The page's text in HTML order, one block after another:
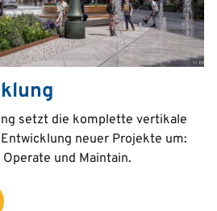
setzt die komplette vertikale
neuer Projekte um:
und Maintain.